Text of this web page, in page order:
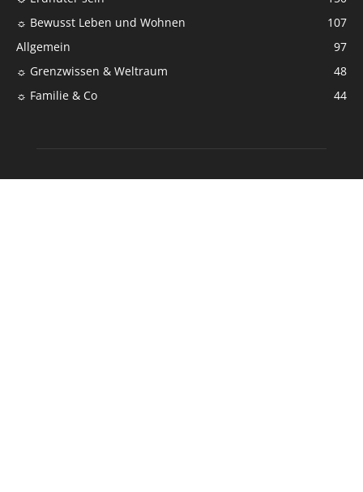
☼ Bewusst Leben und Wohnen
107
Allgemein
97
☼ Grenzwissen & Weltraum
48
☼ Familie & Co
44